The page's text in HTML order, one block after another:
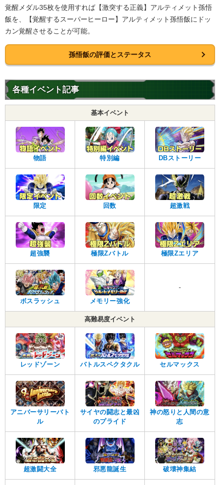
覚醒メダル35枚を使用すれば【激突する正義】アルティメット孫悟
飯を、【覚醒するスーパーヒーロー】アルティメット孫悟飯にドッ
カン覚醒させることが可能。
孫悟飯の評価とステータス
各種イベント記事
基本イベント
物語 特別編 DBストーリー
限定 回数 超激戦
超強襲 極限Zバトル 極限Zエリア
ボスラッシュ メモリー強化
-
高難易度イベント
レッドゾーン バトルスペクタクル セルマックス
アニバーサリーバト
ル
サイヤの闘志と最凶
のプライド
神の怒りと人間の意
志
超激闘大全 邪悪龍誕生 破壊神集結